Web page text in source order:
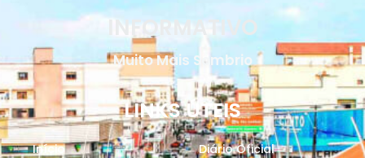
INFORMATIVO
Muito Mais Sombrio
LINKS ÚTEIS
Início
Diário Oficial